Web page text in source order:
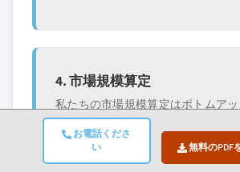
お電話くださ
い
無料のPDF
4. 市場規模算定
私たちの市場規模算定はボトムア
に基づいており、一次インタビュー
収集された企業の収益データから始
者の生産量データや設置・展開統